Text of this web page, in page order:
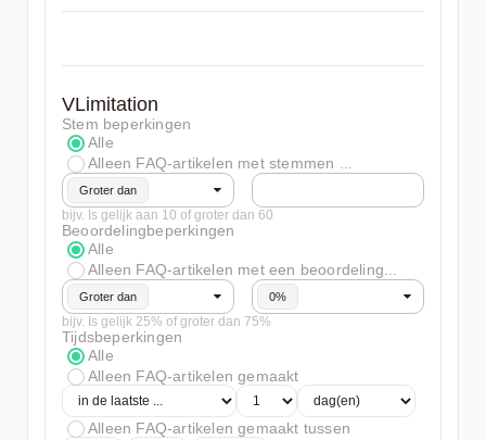
VLimitation
Stem beperkingen
Alle
Alleen FAQ-artikelen met stemmen ...
Groter dan
bijv. Is gelijk aan 10 of groter dan 60
Beoordelingbeperkingen
Alle
Alleen FAQ-artikelen met een beoordeling...
Groter dan 0%
bijv. Is gelijk 25% of groter dan 75%
Tijdsbeperkingen
Alle
Alleen FAQ-artikelen gemaakt
Alleen FAQ-artikelen gemaakt tussen